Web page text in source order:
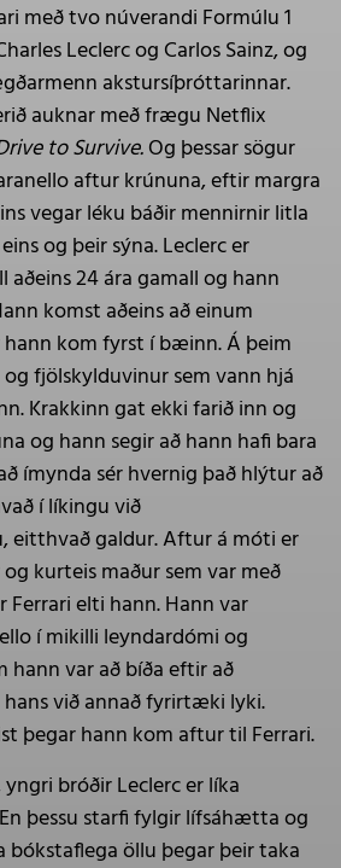
með tvo núverandi Formúlu 1
Leclerc og Carlos Sainz, og
akstursíþróttarinnar.
auknar með frægu Netflix
to Survive.Og þessar sögur
aftur krúnuna, eftir margra
vegar léku báðir mennirnir litla
og þeir sýna. Leclerc er
24 ára gamall og hann
komst aðeins að einum
kom fyrst í bæinn. Á þeim
og fjölskylduvinur sem vann hjá
Krakkinn gat ekki farið inn og
og hann segir að hann hafi bara
ímynda sér hvernig það hlýtur að
í líkingu við
eitthvað galdur. Aftur á móti er
kurteis maður sem var með
elti hann. Hann var
í mikilli leyndardómi og
hann var að bíða eftir að
við annað fyrirtæki lyki.
þegar hann kom aftur til Ferrari.
bróðir Leclerc er líka
þessu starfi fylgir lífsáhætta og
öllu þegar þeir taka